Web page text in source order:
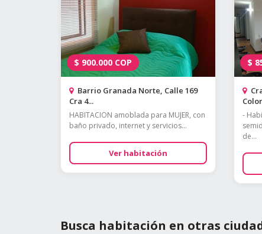
$ 900.000 COP
Barrio Granada Norte, Calle 169
Cra 4...
HABITACION amoblada para MUJER, con
baño privado, internet y servicios...
Ver habitación
$
-
de...
Busca habitación en otras